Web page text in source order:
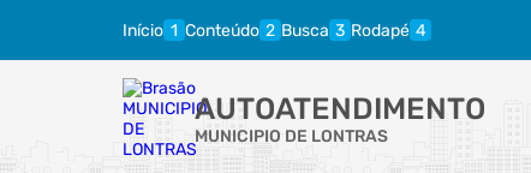
Início Conteúdo Busca Rodapé
AUTOATENDIMENTO
MUNICIPIO DE LONTRAS